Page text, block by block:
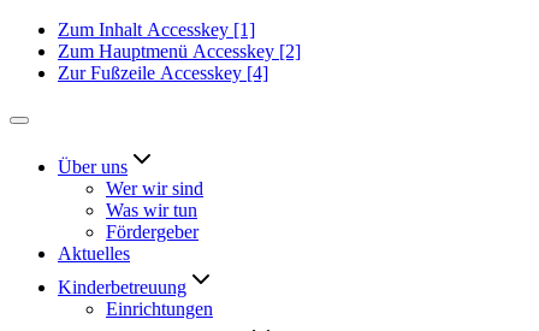
Zum Inhalt Accesskey [1]
Zum Hauptmenü Accesskey [2]
Zur Fußzeile Accesskey [4]
Über uns
Wer wir sind
Was wir tun
Fördergeber
Aktuelles
Kinderbetreuung
Einrichtungen